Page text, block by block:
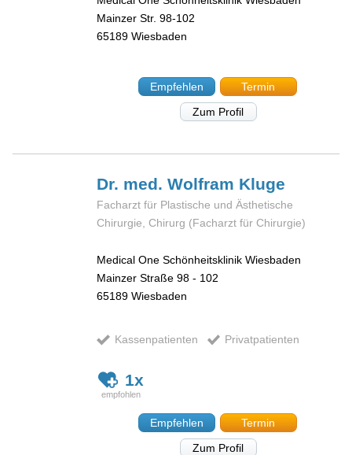
Mainzer Str. 98-102
65189 Wiesbaden
Empfehlen
Termin
Zum Profil
Dr. med. Wolfram Kluge
Facharzt für Plastische und Ästhetische
Chirurgie, Chirurg (Facharzt für Chirurgie)
Medical One Schönheitsklinik Wiesbaden
Mainzer Straße 98 - 102
65189 Wiesbaden
Kassenpatienten Privatpatienten
1x
Empfehlen
Termin
Zum Profil